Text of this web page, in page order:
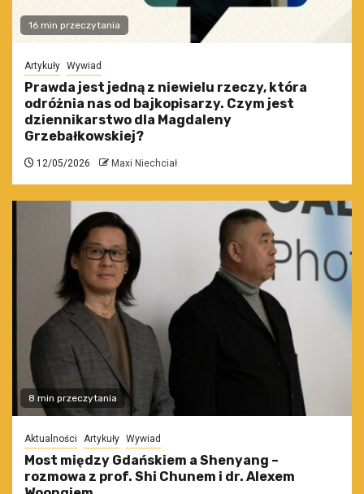
16 min przeczytania
Artykuły Wywiad
Prawda jest jedną z niewielu rzeczy, która
odróżnia nas od bajkopisarzy. Czym jest
dziennikarstwo dla Magdaleny
Grzebałkowskiej?
12/05/2026 Maxi Niechciał
8 min przeczytania
Aktualności Artykuły Wywiad
Most między Gdańskiem a Shenyang –
rozmowa z prof. Shi Chunem i dr. Alexem